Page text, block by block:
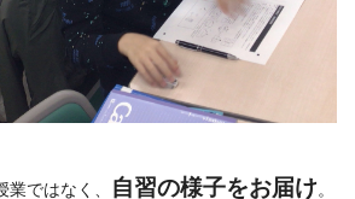
ではなく、 自習の様子をお届け 。